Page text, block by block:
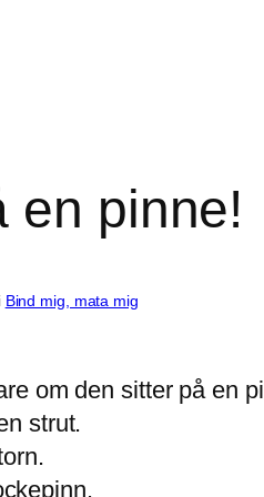
en pinne!
i Bind mig, mata mig
om den sitter på en
strut.